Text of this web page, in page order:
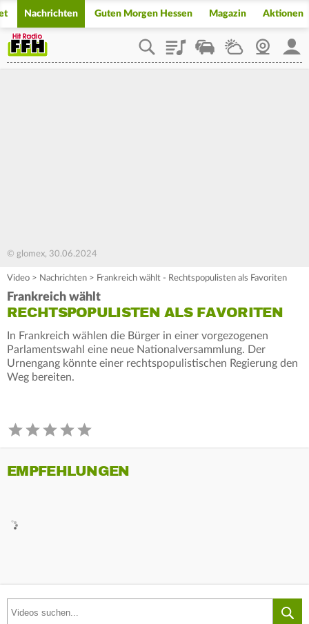
Nachrichten Guten Morgen Hessen Magazin Aktionen
PlaylistStaupilotWetterWebcam
© glomex, 30.06.2024
Video > Nachrichten > Frankreich wählt - Rechtspopulisten als Favoriten
Frankreich wählt
RECHTSPOPULISTEN ALS FAVORITEN
In Frankreich wählen die Bürger in einer vorgezogenen
Parlamentswahl eine neue Nationalversammlung. Der
Urnengang könnte einer rechtspopulistischen Regierung den
Weg bereiten.
EMPFEHLUNGEN